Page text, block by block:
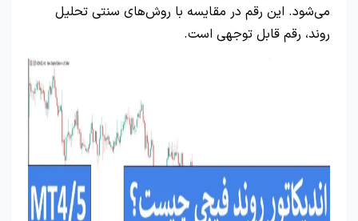
می‌شود. این رقم در مقایسه با روش‌های سنتی تحلیل
روند، رقم قابل توجهی است.